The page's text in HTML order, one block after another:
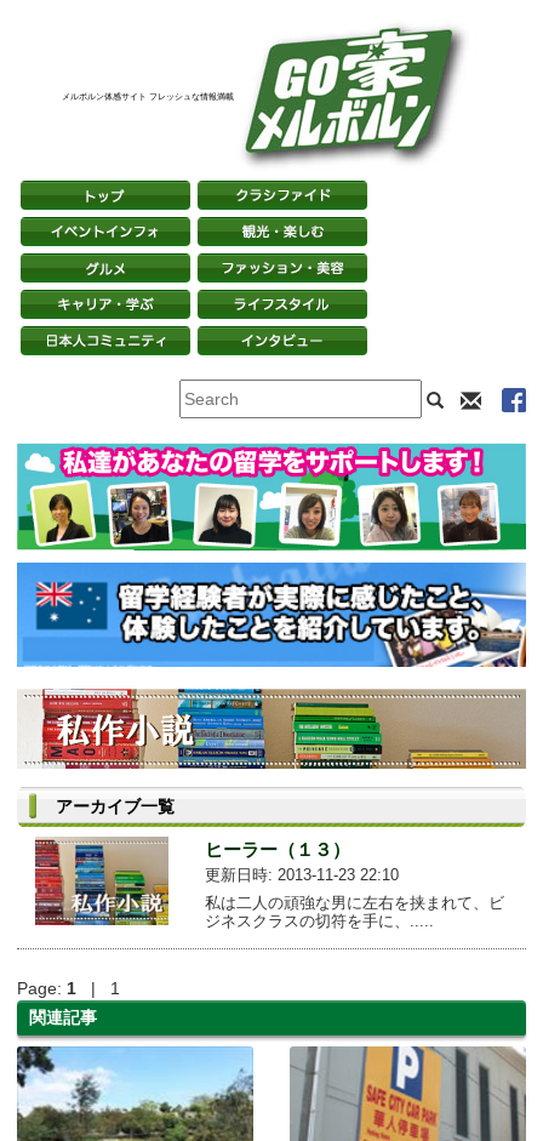
メルボルン体感サイト フレッシュな情報満載
アーカイブ一覧
ヒーラー（１３）
更新日時: 2013-11-23 22:10
私は二人の頑強な男に左右を挟まれて、ビ
ジネスクラスの切符を手に、.....
Page: 1 | 1
関連記事